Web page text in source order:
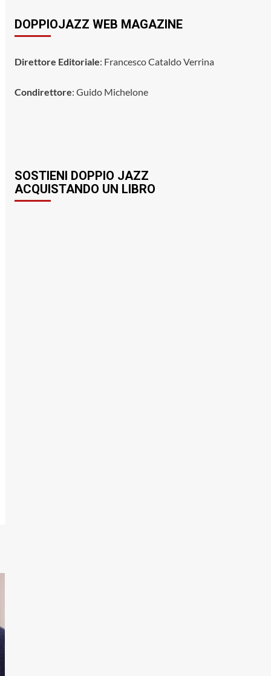
DOPPIOJAZZ WEB MAGAZINE
Direttore Editoriale: Francesco Cataldo Verrina
Condirettore: Guido Michelone
SOSTIENI DOPPIO JAZZ
ACQUISTANDO UN LIBRO